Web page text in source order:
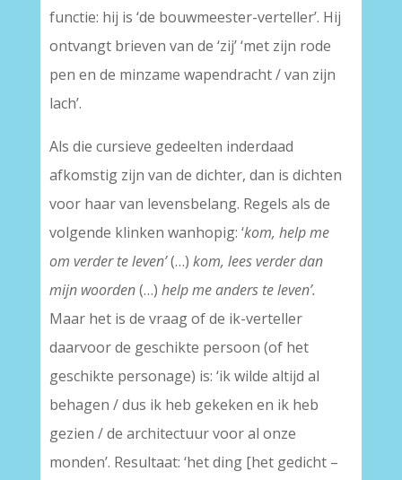
functie: hij is ‘de bouwmeester-verteller’. Hij
ontvangt brieven van de ‘zij’ ‘met zijn rode
pen en de minzame wapendracht / van zijn
lach’.
Als die cursieve gedeelten inderdaad
afkomstig zijn van de dichter, dan is dichten
voor haar van levensbelang. Regels als de
volgende klinken wanhopig: ‘kom, help me
om verder te leven’(…) kom, lees verder dan
mijn woorden(…) help me anders te leven’.
Maar het is de vraag of de ik-verteller
daarvoor de geschikte persoon (of het
geschikte personage) is: ‘ik wilde altijd al
behagen / dus ik heb gekeken en ik heb
gezien / de architectuur voor al onze
monden’. Resultaat: ‘het ding [het gedicht –